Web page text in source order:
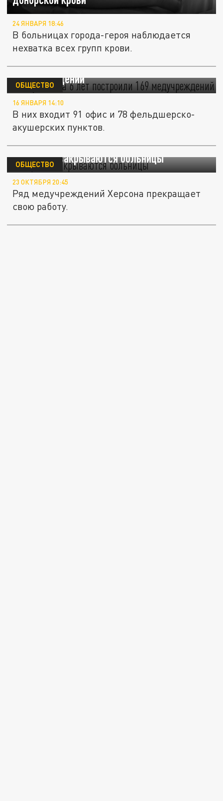
24 ЯНВАРЯ 18:46
В больницах города-героя наблюдается
нехватка всех групп крови.
На Кубани за 6 лет построили 169
медучреждений
ОБЩЕСТВО
16 ЯНВАРЯ 14:10
В них входит 91 офис и 78 фельдшерско-
акушерских пунктов.
В Херсоне закрываются больницы
ОБЩЕСТВО
23 ОКТЯБРЯ 20:45
Ряд медучреждений Херсона прекращает
свою работу.